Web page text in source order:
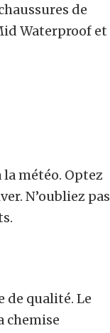
de
Waterproof et
météo. Optez
N’oubliez pas
de qualité. Le
chemise